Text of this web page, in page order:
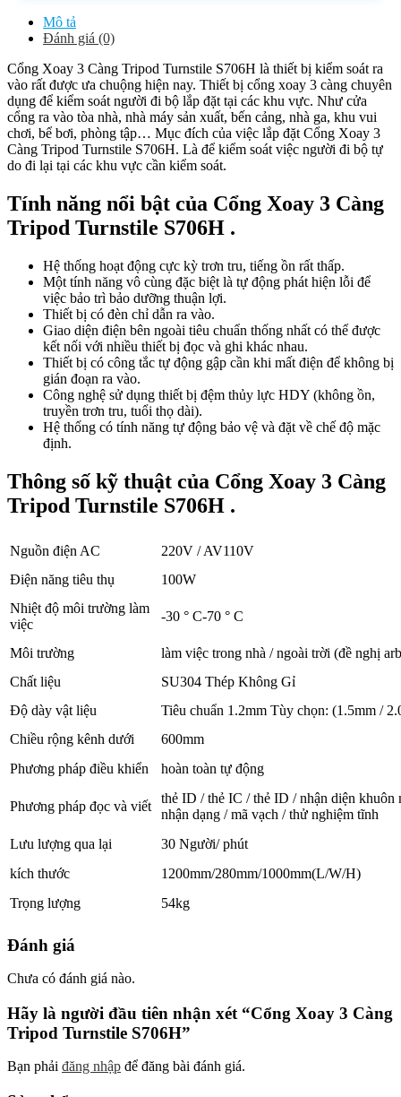
Mô tả
Đánh giá (0)
Cổng Xoay 3 Càng Tripod Turnstile S706H là thiết bị kiểm soát ra
vào rất được ưa chuộng hiện nay. Thiết bị cổng xoay 3 càng chuyên
dụng để kiểm soát người đi bộ lắp đặt tại các khu vực. Như cửa
cổng ra vào tòa nhà, nhà máy sản xuất, bến cảng, nhà ga, khu vui
chơi, bể bơi, phòng tập… Mục đích của việc lắp đặt Cổng Xoay 3
Càng Tripod Turnstile S706H. Là để kiểm soát việc người đi bộ tự
do đi lại tại các khu vực cần kiểm soát.
Tính năng nổi bật của Cổng Xoay 3 Càng
Tripod Turnstile S706H .
Hệ thống hoạt động cực kỳ trơn tru, tiếng ồn rất thấp.
Một tính năng vô cùng đặc biệt là tự động phát hiện lỗi để
việc bảo trì bảo dưỡng thuận lợi.
Thiết bị có đèn chỉ dẫn ra vào.
Giao diện điện bên ngoài tiêu chuẩn thống nhất có thể được
kết nối với nhiều thiết bị đọc và ghi khác nhau.
Thiết bị có công tắc tự động gập cần khi mất điện để không bị
gián đoạn ra vào.
Công nghệ sử dụng thiết bị đệm thủy lực HDY (không ồn,
truyền trơn tru, tuổi thọ dài).
Hệ thống có tính năng tự động bảo vệ và đặt về chế độ mặc
định.
Thông số kỹ thuật của Cổng Xoay 3 Càng
Tripod Turnstile S706H .
Nguồn điện AC
220V / AV110V
Điện năng tiêu thụ
100W
Nhiệt độ môi trường làm
việc
-30 ° C-70 ° C
Môi trường
làm việc trong nhà / ngoài trời (đề nghị
Chất liệu
SU304 Thép Không Gỉ
Độ dày vật liệu
Tiêu chuẩn 1.2mm Tùy chọn: (1.5mm /
Chiều rộng kênh dưới
600mm
Phương pháp điều khiển
hoàn toàn tự động
Phương pháp đọc và viết
thẻ ID / thẻ IC / thẻ ID / nhận diện khuôn
nhận dạng / mã vạch / thử nghiệm tĩnh
Lưu lượng qua lại
30 Người/ phút
kích thước
1200mm/280mm/1000mm(L/W/H)
Trọng lượng
54kg
Đánh giá
Chưa có đánh giá nào.
Hãy là người đầu tiên nhận xét “Cổng Xoay 3 Càng
Tripod Turnstile S706H”
Bạn phải đăng nhập để đăng bài đánh giá.